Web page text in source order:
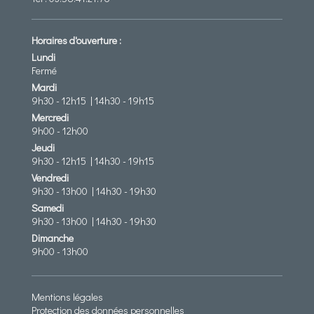
Horaires d'ouverture :
Lundi
Fermé
Mardi
9h30 - 12h15 | 14h30 - 19h15
Mercredi
9h00 - 12h00
Jeudi
9h30 - 12h15 | 14h30 - 19h15
Vendredi
9h30 - 13h00 | 14h30 - 19h30
Samedi
9h30 - 13h00 | 14h30 - 19h30
Dimanche
9h00 - 13h00
Mentions légales
Protection des données personnelles